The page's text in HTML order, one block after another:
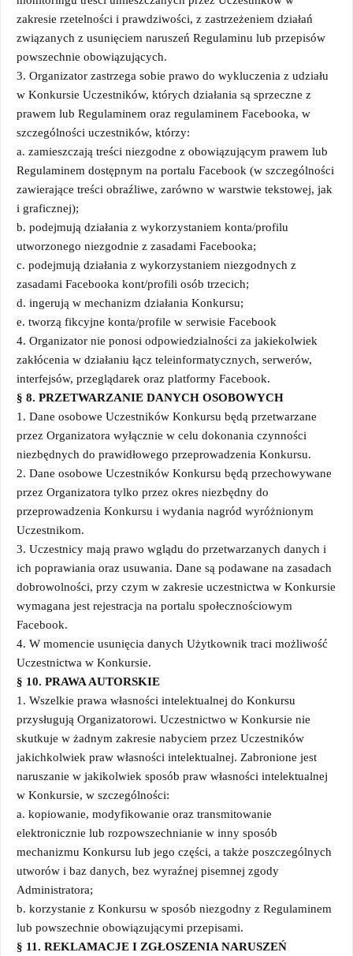
zakresie rzetelności i prawdziwości, z zastrzeżeniem działań
związanych z usunięciem naruszeń Regulaminu lub przepisów
powszechnie obowiązujących.
3. Organizator zastrzega sobie prawo do wykluczenia z udziału
w Konkursie Uczestników, których działania są sprzeczne z
prawem lub Regulaminem oraz regulaminem Facebooka, w
szczególności uczestników, którzy:
a. zamieszczają treści niezgodne z obowiązującym prawem lub
Regulaminem dostępnym na portalu Facebook (w szczególności
zawierające treści obraźliwe, zarówno w warstwie tekstowej, jak
i graficznej);
b. podejmują działania z wykorzystaniem konta/profilu
utworzonego niezgodnie z zasadami Facebooka;
c. podejmują działania z wykorzystaniem niezgodnych z
zasadami Facebooka kont/profili osób trzecich;
d. ingerują w mechanizm działania Konkursu;
e. tworzą fikcyjne konta/profile w serwisie Facebook
4. Organizator nie ponosi odpowiedzialności za jakiekolwiek
zakłócenia w działaniu łącz teleinformatycznych, serwerów,
interfejsów, przeglądarek oraz platformy Facebook.
§ 8. PRZETWARZANIE DANYCH OSOBOWYCH
1. Dane osobowe Uczestników Konkursu będą przetwarzane
przez Organizatora wyłącznie w celu dokonania czynności
niezbędnych do prawidłowego przeprowadzenia Konkursu.
2. Dane osobowe Uczestników Konkursu będą przechowywane
przez Organizatora tylko przez okres niezbędny do
przeprowadzenia Konkursu i wydania nagród wyróżnionym
Uczestnikom.
3. Uczestnicy mają prawo wglądu do przetwarzanych danych i
ich poprawiania oraz usuwania. Dane są podawane na zasadach
dobrowolności, przy czym w zakresie uczestnictwa w Konkursie
wymagana jest rejestracja na portalu społecznościowym
Facebook.
4. W momencie usunięcia danych Użytkownik traci możliwość
Uczestnictwa w Konkursie.
§ 10. PRAWA AUTORSKIE
1. Wszelkie prawa własności intelektualnej do Konkursu
przysługują Organizatorowi. Uczestnictwo w Konkursie nie
skutkuje w żadnym zakresie nabyciem przez Uczestników
jakichkolwiek praw własności intelektualnej. Zabronione jest
naruszanie w jakikolwiek sposób praw własności intelektualnej
w Konkursie, w szczególności:
a. kopiowanie, modyfikowanie oraz transmitowanie
elektronicznie lub rozpowszechnianie w inny sposób
mechanizmu Konkursu lub jego części, a także poszczególnych
utworów i baz danych, bez wyraźnej pisemnej zgody
Administratora;
b. korzystanie z Konkursu w sposób niezgodny z Regulaminem
lub powszechnie obowiązującymi przepisami.
§ 11. REKLAMACJE I ZGŁOSZENIA NARUSZEŃ